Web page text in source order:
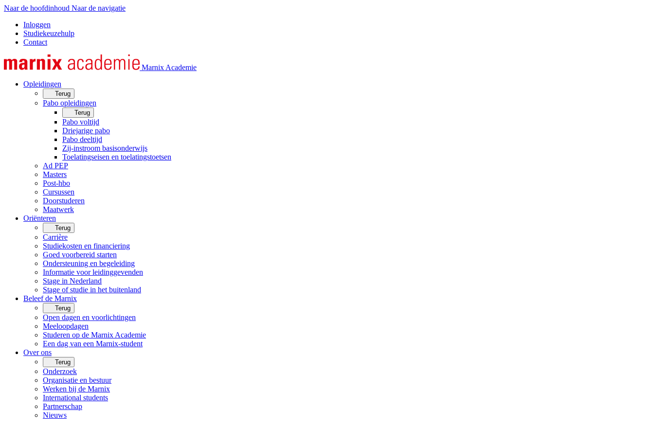
Naar de hoofdinhoud Naar de navigatie
Inloggen
Studiekeuzehulp
Contact
Marnix Academie
Opleidingen
Terug
Pabo opleidingen
Terug
Pabo voltijd
Driejarige pabo
Pabo deeltijd
Zij-instroom basisonderwijs
Toelatingseisen en toelatingstoetsen
Ad PEP
Masters
Post-hbo
Cursussen
Doorstuderen
Maatwerk
Oriënteren
Terug
Carrière
Studiekosten en financiering
Goed voorbereid starten
Ondersteuning en begeleiding
Informatie voor leidinggevenden
Stage in Nederland
Stage of studie in het buitenland
Beleef de Marnix
Terug
Open dagen en voorlichtingen
Meeloopdagen
Studeren op de Marnix Academie
Een dag van een Marnix-student
Over ons
Terug
Onderzoek
Organisatie en bestuur
Werken bij de Marnix
International students
Partnerschap
Nieuws